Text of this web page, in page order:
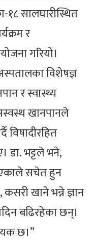
१८ सालघारीस्थित
र
गरियो।
विशेषज्ञ
र स्वास्थ्य
खानपानले
विषादीरहित
डा. भट्टले भने,
सचेत हुन
खाने भन्ने ज्ञान
बढिरहेका छन्।
छ।”